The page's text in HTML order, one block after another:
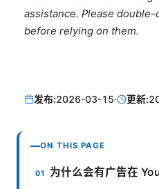
assistance. Please
before relying on them.
发布:2026-03-15· 更新:
ON THIS PAGE
为什么会有广告在